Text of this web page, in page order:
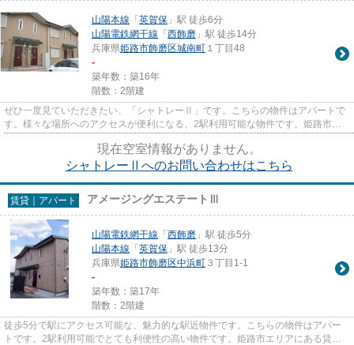
山陽本線 「英賀保 」駅 徒歩6分
山陽電鉄網干線 「西飾磨 」駅 徒歩14分
兵庫県姫路市飾磨区城南町 １丁目48
-
築年数：築16年
階数：2階建
ぜひ一度見ていただきたい、「シャトレーⅡ」です。こちらの物件はアパートで
す。様々な場所へのアクセスが便利になる、2駅利用可能な物件です。姫路市内
の物件情報をお求めなら、お気...
現在空室情報がありません。
シャトレーⅡへのお問い合わせはこちら
賃貸｜アパート アメージングエステートⅢ
山陽電鉄網干線 「西飾磨 」駅 徒歩5分
山陽本線 「英賀保 」駅 徒歩13分
兵庫県姫路市飾磨区中浜町 ３丁目1-1
-
築年数：築17年
階数：2階建
徒歩5分で駅にアクセス可能な、魅力的な駅近物件です。こちらの物件はアパー
トです。2駅利用可能でとても利便性の高い物件です。姫路市エリアにある賃貸